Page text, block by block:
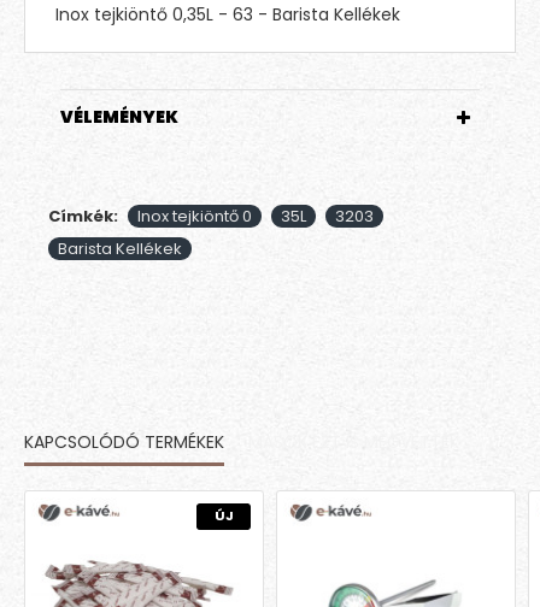
Inox tejkiöntő 0,35L - 63 - Barista Kellékek
VÉLEMÉNYEK
Címkék: Inox tejkiöntő 0 35L
3203
Barista Kellékek
KAPCSOLÓDÓ TERMÉKEK
ÚJ